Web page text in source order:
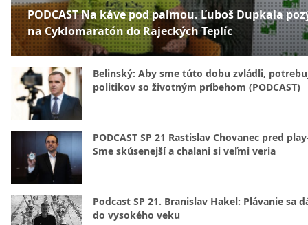
PODCAST Na káve pod palmou. Ľuboš Dupkala
na Cyklomaratón do Rajeckých Teplíc
Belinský: Aby sme túto dobu zvládli,
politikov so životným príbehom (PODCAST)
PODCAST SP 21 Rastislav Chovanec pred
Sme skúsenejší a chalani si veľmi veria
Podcast SP 21. Branislav Hakel: Plávanie sa
do vysokého veku